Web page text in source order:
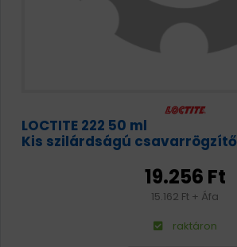
LOCTITE 222 50 ml
Kis szilárdságú csavarrögzítő
19.256 Ft
15.162 Ft + Áfa
raktáron